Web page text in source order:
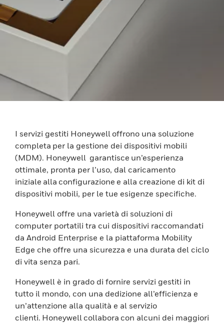
I servizi gestiti Honeywell offrono una soluzione
completa per la gestione dei dispositivi mobili
(MDM). Honeywell garantisce un’esperienza
ottimale, pronta per l’uso, dal caricamento
iniziale alla configurazione e alla creazione di kit di
dispositivi mobili, per le tue esigenze specifiche.
Honeywell offre una varietà di soluzioni di
computer portatili tra cui dispositivi raccomandati
da Android Enterprise e la piattaforma Mobility
Edge che offre una sicurezza e una durata del ciclo
di vita senza pari.
Honeywell è in grado di fornire servizi gestiti in
tutto il mondo, con una dedizione all’efficienza e
un’attenzione alla qualità e al servizio
clienti. Honeywell collabora con alcuni dei maggiori